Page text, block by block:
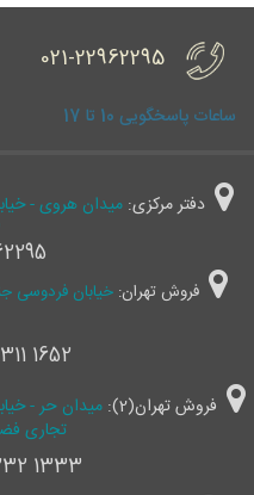
021-22962295
ساعات پاسخگویی 10 تا 17
دفتر مرکزی:
فروش تهران: خیابان فردوسی
1652
فروش تهران(2):
میدان حر -
تجاری
1333